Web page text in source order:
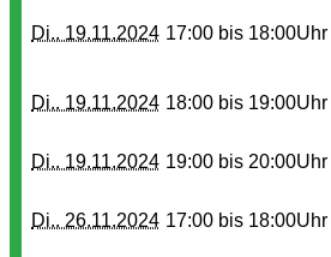
Di.. 19.11.2024 17:00 bis 18:00Uhr
Di.. 19.11.2024 18:00 bis 19:00Uhr
Di.. 19.11.2024 19:00 bis 20:00Uhr
Di.. 26.11.2024 17:00 bis 18:00Uhr